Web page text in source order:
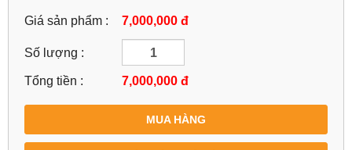
Giá sản phẩm : 7,000,000 đ
Số lượng :
Tổng tiền : 7,000,000 đ
MUA HÀNG